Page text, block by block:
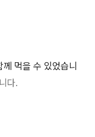
먹을 수 있었습니
다.